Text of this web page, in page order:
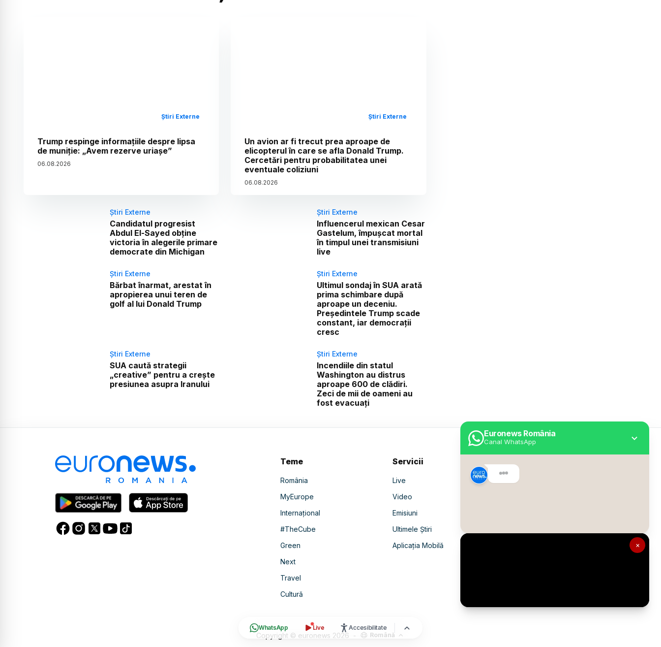
×
Euronews România
Canal WhatsApp
WhatsApp Live Accesibilitate
Știri Externe
Trump respinge informațiile despre lipsa
de muniție: „Avem rezerve uriașe”
06.08.2026
Știri Externe
Un avion ar fi trecut prea aproape de
elicopterul în care se afla Donald Trump.
Cercetări pentru probabilitatea unei
eventuale coliziuni
06.08.2026
Știri Externe
Candidatul progresist
Abdul El-Sayed obține
victoria în alegerile primare
democrate din Michigan
Știri Externe
Influencerul mexican Cesar
Gastelum, împușcat mortal
în timpul unei transmisiuni
live
Știri Externe
Bărbat înarmat, arestat în
apropierea unui teren de
golf al lui Donald Trump
Știri Externe
Ultimul sondaj în SUA arată
prima schimbare după
aproape un deceniu.
Președintele Trump scade
constant, iar democrații
cresc
Știri Externe
SUA caută strategii
„creative” pentru a crește
presiunea asupra Iranului
Știri Externe
Incendiile din statul
Washington au distrus
aproape 600 de clădiri.
Zeci de mii de oameni au
fost evacuați
Teme
România
MyEurope
Internațional
#TheCube
Green
Next
Travel
Cultură
Servicii
Live
Video
Emisiuni
Ultimele Știri
Aplicația Mobilă
Despre Euronews
Copyright © euronews 2026 - Română